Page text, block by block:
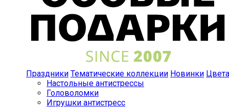
Праздники Тематические коллекции Новинки Цвета
Настольные антистрессы
Головоломки
Игрушки антистресс